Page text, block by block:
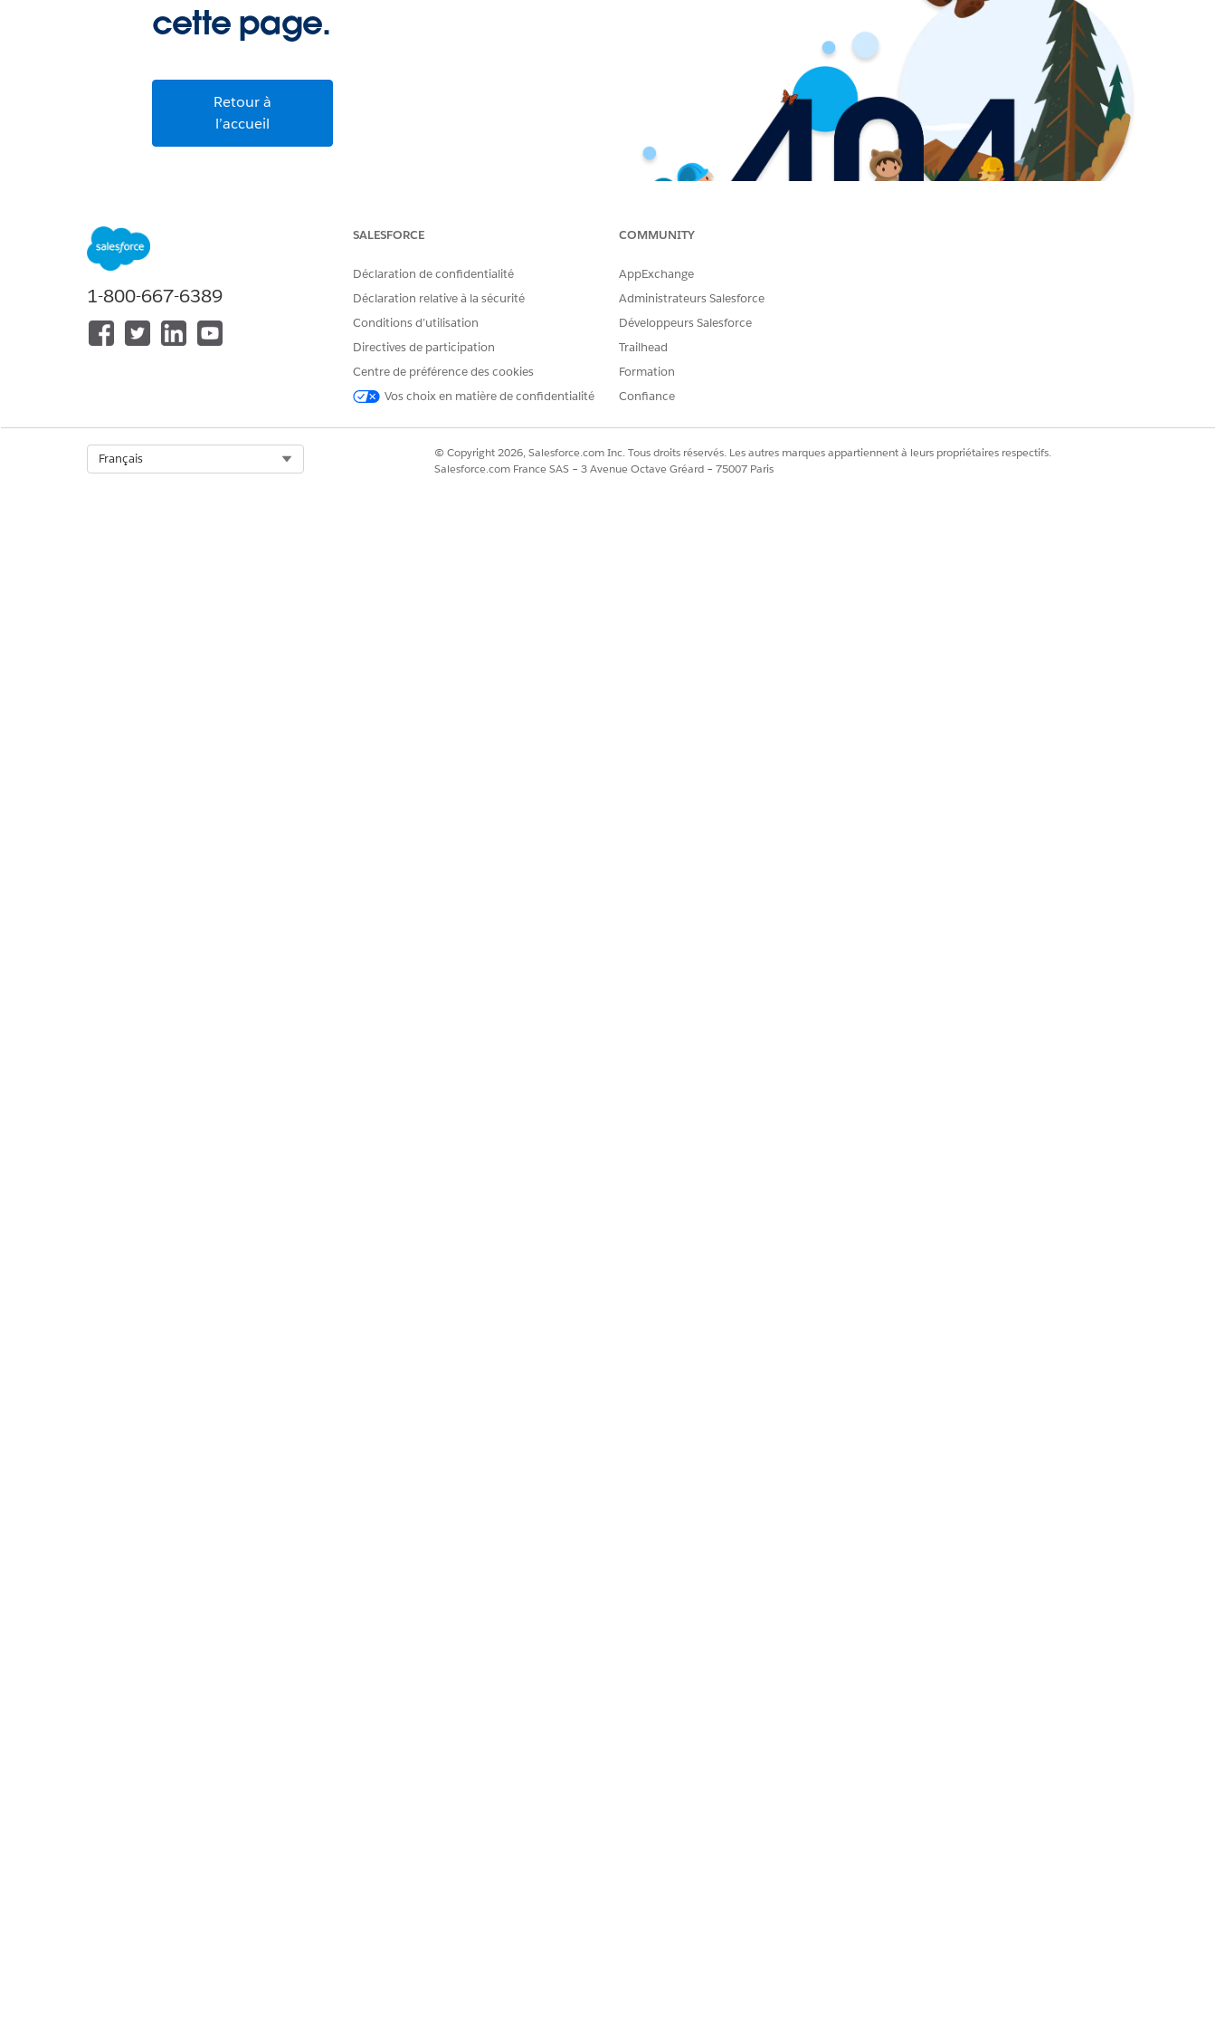
cette page.
Retour à
l’accueil
1-800-667-6389
SALESFORCE
Déclaration de confidentialité
Déclaration relative à la sécurité
Conditions d’utilisation
Directives de participation
Centre de préférence des cookies
Vos choix en matière de confidentialité
COMMUNITY
AppExchange
Administrateurs Salesforce
Développeurs Salesforce
Trailhead
Formation
Confiance
Français
© Copyright 2026, Salesforce.com Inc. Tous droits réservés. Les autres marques appartiennent à leurs propriétaires respectifs.
Salesforce.com France SAS – 3 Avenue Octave Gréard – 75007 Paris